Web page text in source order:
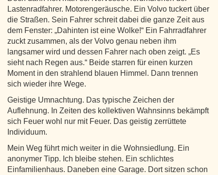
Lastenradfahrer. Motorengeräusche. Ein Volvo tuckert über
die Straßen. Sein Fahrer schreit dabei die ganze Zeit aus
dem Fenster: „Dahinten ist eine Wolke!“ Ein Fahrradfahrer
zuckt zusammen, als der Volvo genau neben ihm
langsamer wird und dessen Fahrer nach oben zeigt. „Es
sieht nach Regen aus.“ Beide starren für einen kurzen
Moment in den strahlend blauen Himmel. Dann trennen
sich wieder ihre Wege.
Geistige Umnachtung. Das typische Zeichen der
Auflehnung. In Zeiten des kollektiven Wahnsinns bekämpft
sich Feuer wohl nur mit Feuer. Das geistig zerrüttete
Individuum.
Mein Weg führt mich weiter in die Wohnsiedlung. Ein
anonymer Tipp. Ich bleibe stehen. Ein schlichtes
Einfamilienhaus. Daneben eine Garage. Dort sitzen schon